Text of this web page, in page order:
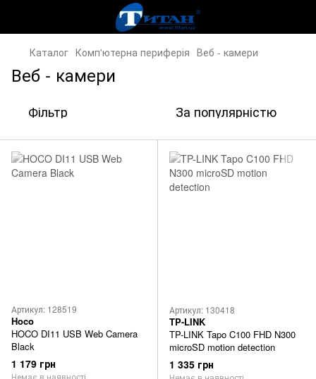
Каталог Комп'ютерна периферія Веб - камери
Веб - камери
Фільтр За популярністю
Артикул: 128519
Hoco
HOCO DI11 USB Web Camera
Black
1 179 грн
Артикул: 130418
TP-LINK
TP-LINK Tapo C100 FHD N300
microSD motion detection
1 335 грн